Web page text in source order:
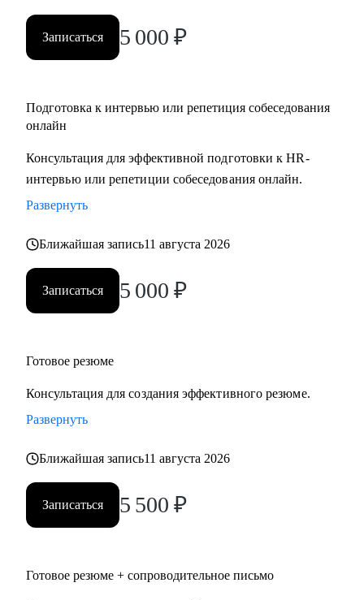
Записаться 5 000 ₽
Подготовка к интервью или репетиция собеседования
онлайн
Консультация для эффективной подготовки к HR-
интервью или репетиции собеседования онлайн.
Развернуть
Ближайшая запись11 августа 2026
Записаться 5 000 ₽
Готовое резюме
Консультация для создания эффективного резюме.
Развернуть
Ближайшая запись11 августа 2026
Записаться 5 500 ₽
Готовое резюме + сопроводительное письмо